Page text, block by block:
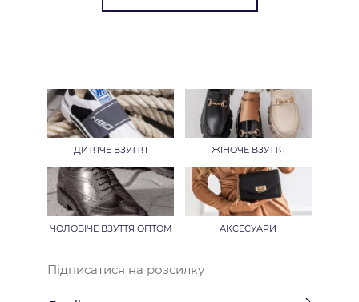
Підписатися на розсилку
ДИТЯЧЕ ВЗУТТЯ ЖІНОЧЕ ВЗУТТЯ
ЧОЛОВІЧЕ ВЗУТТЯ ОПТОМ АКСЕСУАРИ